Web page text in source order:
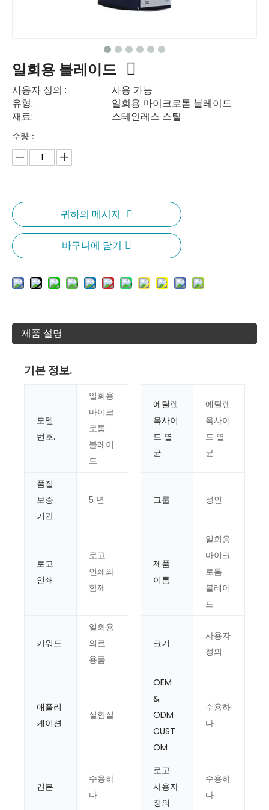
일회용 블레이드
사용자 정의 :
사용 가능
유형:
일회용 마이크로톰 블레이드
재료:
스테인레스 스틸
수량：
귀하의 메시지
바구니에 담기
제품 설명
기본 정보.
모델
번호.
일회용
마이크
로톰
블레이
드
에틸렌
옥사이
드 멸
균
에틸렌
옥사이
드 멸
균
품질
보증
기간
5 년 그룹 성인
로고
인쇄
로고
인쇄와
함께
제품
이름
일회용
마이크
로톰
블레이
드
키워드
일회용
의료
용품
크기
사용자
정의
애플리
케이션
실혐실
OEM
&
ODM
CUST
OM
수용하
다
견본
수용하
다
로고
사용자
정의
수용하
다